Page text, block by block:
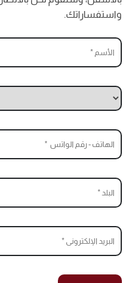
واستفساراتك.